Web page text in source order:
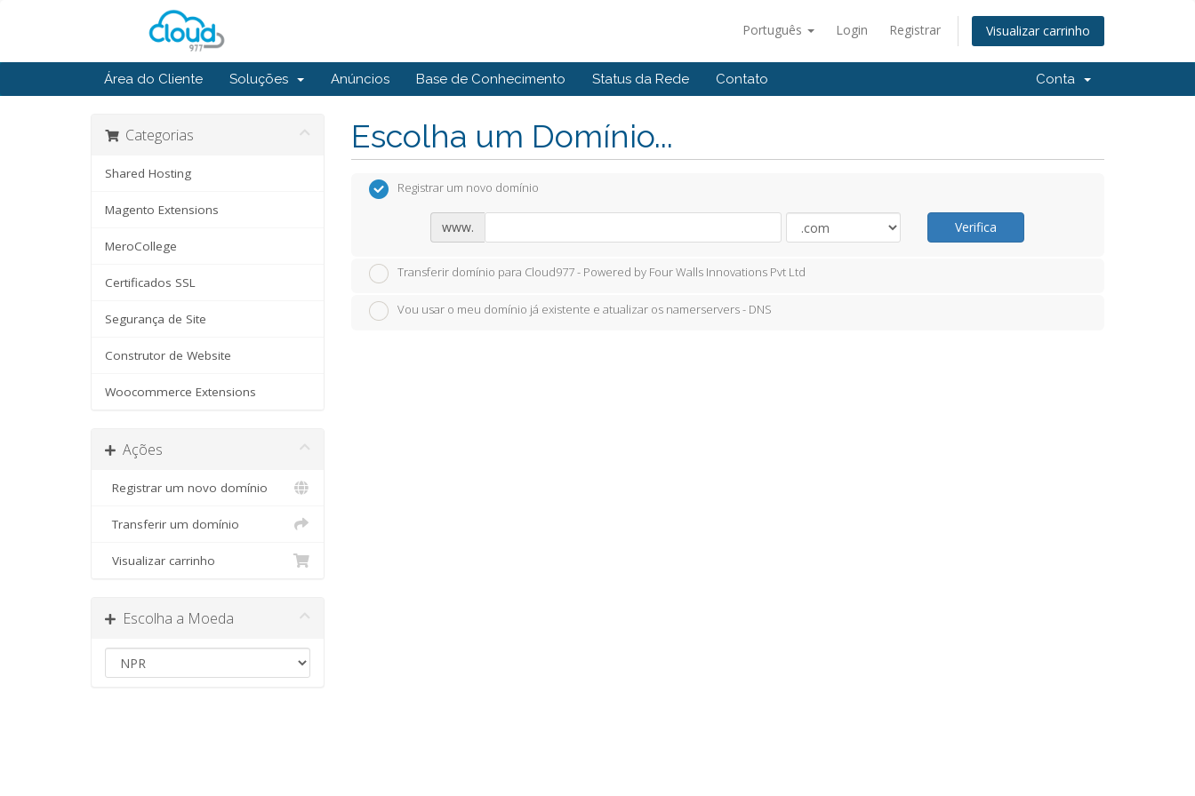
Português Login Registrar Visualizar carrinho
Área do Cliente Soluções Anúncios Base de Conhecimento Status da Rede Contato Conta
Categorias
Shared Hosting
Magento Extensions
MeroCollege
Certificados SSL
Segurança de Site
Construtor de Website
Woocommerce Extensions
Ações
Registrar um novo domínio
Transferir um domínio
Visualizar carrinho
Escolha a Moeda
Escolha um Domínio...
Registrar um novo domínio
www. Verifica
Transferir domínio para Cloud977 - Powered by Four Walls Innovations Pvt Ltd
Vou usar o meu domínio já existente e atualizar os namerservers - DNS